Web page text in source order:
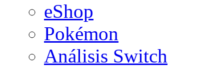
eShop
Pokémon
Análisis Switch